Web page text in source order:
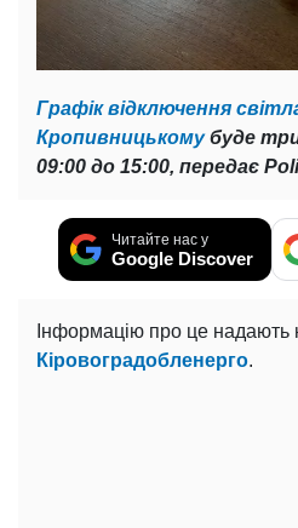
Графік відключення
Кропивницькомубуде
09:00 до 15:00, передає
Читайте нас у
Google Discover
Інформацію про це надають
Кіровоградобленерго.